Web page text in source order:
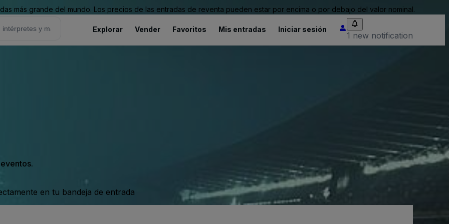
más grande del mundo. Los precios de las entradas de reventa pueden estar por encima o por debajo del valor nominal.
Explorar Vender Favoritos Mis entradas Iniciar sesión
1 new notification
en tu bandeja de entrada